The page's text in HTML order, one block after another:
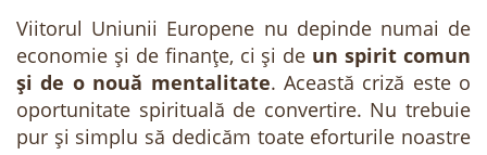
Viitorul Uniunii Europene nu depinde numai de
economie și de finanțe, ci și de un spirit comun
și de o nouă mentalitate. Această criză este o
oportunitate spirituală de convertire. Nu trebuie
pur și simplu să dedicăm toate eforturile noastre